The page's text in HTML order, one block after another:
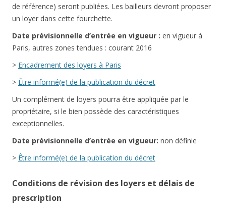
de référence) seront publiées. Les bailleurs devront proposer
un loyer dans cette fourchette.
Date prévisionnelle d’entrée en vigueur : en vigueur à
Paris, autres zones tendues : courant 2016
> Encadrement des loyers à Paris
> Être informé(e) de la publication du décret
Un complément de loyers pourra être appliquée par le
propriétaire, si le bien possède des caractéristiques
exceptionnelles.
Date prévisionnelle d’entrée en vigueur: non définie
> Être informé(e) de la publication du décret
Conditions de révision des loyers et délais de
prescription